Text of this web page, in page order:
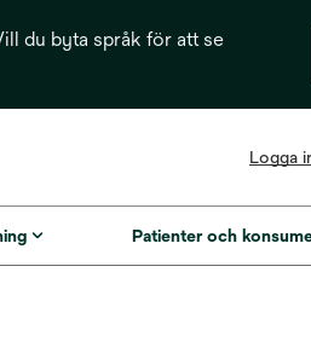
du byta språk för att se
Logga
Patienter och